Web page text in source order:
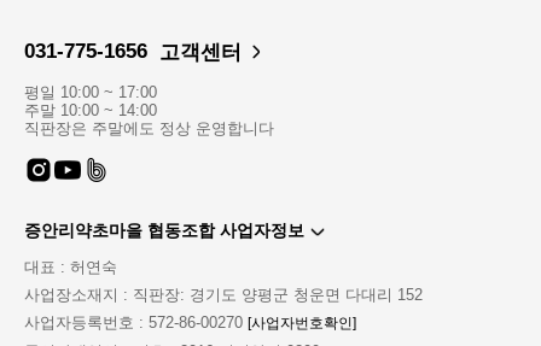
031-775-1656 고객센터
평일 10:00 ~ 17:00
주말 10:00 ~ 14:00
직판장은 주말에도 정상 운영합니다
증안리약초마을 협동조합 사업자정보
대표 : 허연숙
사업장소재지 : 직판장: 경기도 양평군 청운면 다대리 152
사업자등록번호 : 572-86-00270 [사업자번호확인]